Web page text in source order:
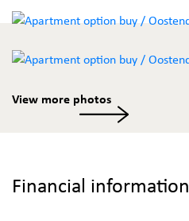
View more photos
Financial information